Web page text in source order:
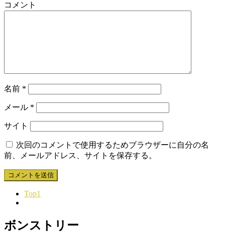
コメント
名前 *
メール *
サイト
次回のコメントで使用するためブラウザーに自分の名
前、メールアドレス、サイトを保存する。
Top1
ボンストリー